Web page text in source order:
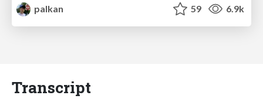
palkan
59 6.9k
Transcript